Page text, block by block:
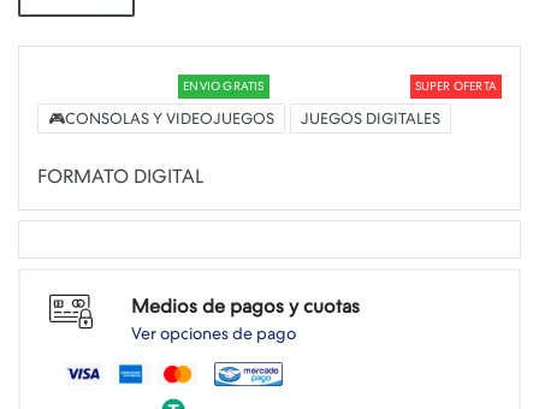
ENVIO GRATIS SUPER OFERTA
🎮CONSOLAS Y VIDEOJUEGOS JUEGOS DIGITALES
Medios de pagos y cuotas
Ver opciones de pago